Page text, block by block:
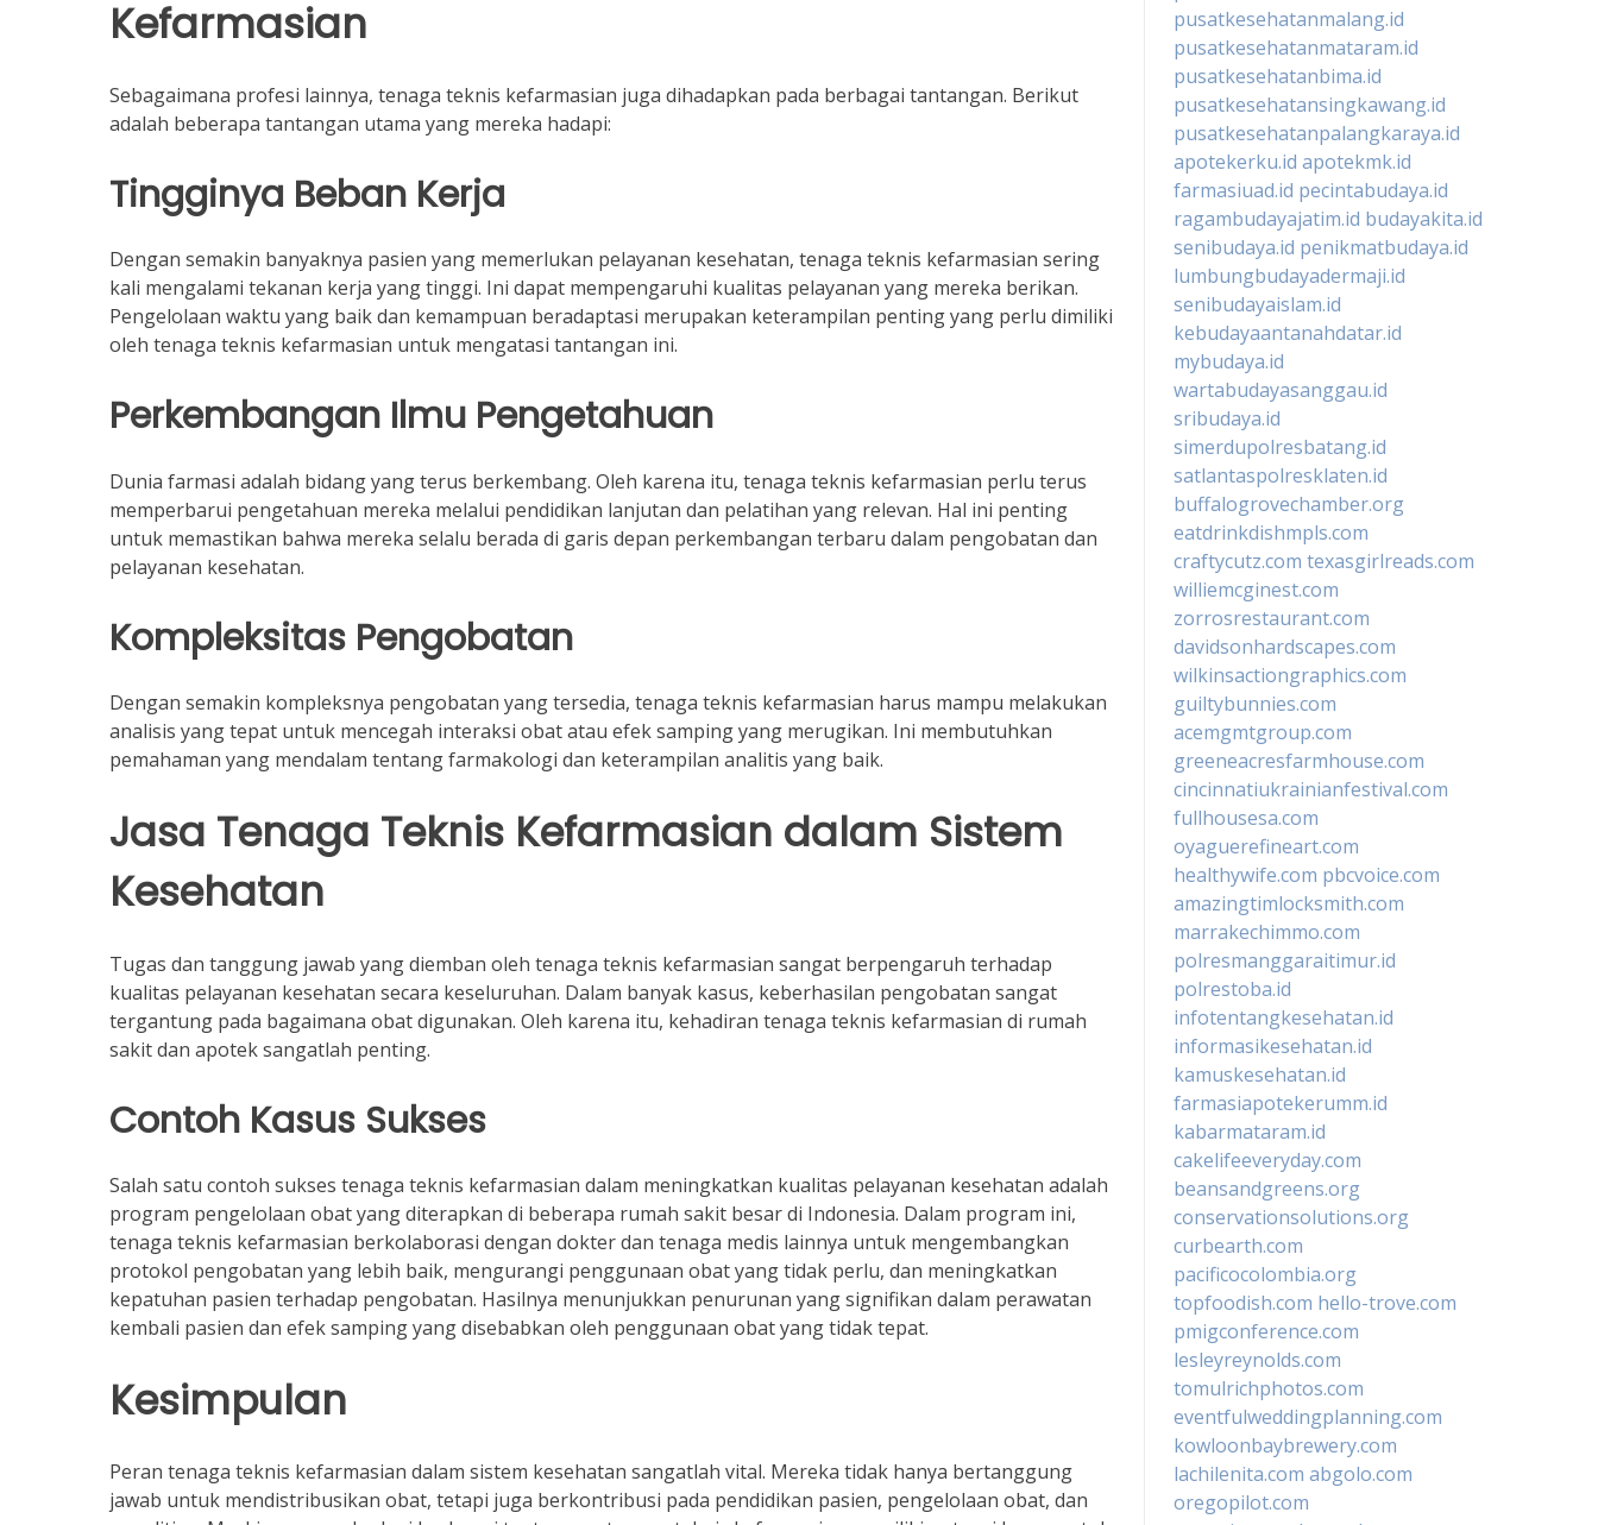
Kefarmasian
Sebagaimana profesi lainnya, tenaga teknis kefarmasian juga dihadapkan pada berbagai tantangan. Berikut
adalah beberapa tantangan utama yang mereka hadapi:
Tingginya Beban Kerja
Dengan semakin banyaknya pasien yang memerlukan pelayanan kesehatan, tenaga teknis kefarmasian sering
kali mengalami tekanan kerja yang tinggi. Ini dapat mempengaruhi kualitas pelayanan yang mereka berikan.
Pengelolaan waktu yang baik dan kemampuan beradaptasi merupakan keterampilan penting yang perlu dimiliki
oleh tenaga teknis kefarmasian untuk mengatasi tantangan ini.
Perkembangan Ilmu Pengetahuan
Dunia farmasi adalah bidang yang terus berkembang. Oleh karena itu, tenaga teknis kefarmasian perlu terus
memperbarui pengetahuan mereka melalui pendidikan lanjutan dan pelatihan yang relevan. Hal ini penting
untuk memastikan bahwa mereka selalu berada di garis depan perkembangan terbaru dalam pengobatan dan
pelayanan kesehatan.
Kompleksitas Pengobatan
Dengan semakin kompleksnya pengobatan yang tersedia, tenaga teknis kefarmasian harus mampu melakukan
analisis yang tepat untuk mencegah interaksi obat atau efek samping yang merugikan. Ini membutuhkan
pemahaman yang mendalam tentang farmakologi dan keterampilan analitis yang baik.
Jasa Tenaga Teknis Kefarmasian dalam Sistem
Kesehatan
Tugas dan tanggung jawab yang diemban oleh tenaga teknis kefarmasian sangat berpengaruh terhadap
kualitas pelayanan kesehatan secara keseluruhan. Dalam banyak kasus, keberhasilan pengobatan sangat
tergantung pada bagaimana obat digunakan. Oleh karena itu, kehadiran tenaga teknis kefarmasian di rumah
sakit dan apotek sangatlah penting.
Contoh Kasus Sukses
Salah satu contoh sukses tenaga teknis kefarmasian dalam meningkatkan kualitas pelayanan kesehatan adalah
program pengelolaan obat yang diterapkan di beberapa rumah sakit besar di Indonesia. Dalam program ini,
tenaga teknis kefarmasian berkolaborasi dengan dokter dan tenaga medis lainnya untuk mengembangkan
protokol pengobatan yang lebih baik, mengurangi penggunaan obat yang tidak perlu, dan meningkatkan
kepatuhan pasien terhadap pengobatan. Hasilnya menunjukkan penurunan yang signifikan dalam perawatan
kembali pasien dan efek samping yang disebabkan oleh penggunaan obat yang tidak tepat.
Kesimpulan
Peran tenaga teknis kefarmasian dalam sistem kesehatan sangatlah vital. Mereka tidak hanya bertanggung
jawab untuk mendistribusikan obat, tetapi juga berkontribusi pada pendidikan pasien, pengelolaan obat, dan
pusatkesehatanmalang.id
pusatkesehatanmataram.id
pusatkesehatanbima.id
pusatkesehatansingkawang.id
pusatkesehatanpalangkaraya.id
apotekerku.id apotekmk.id
farmasiuad.id pecintabudaya.id
ragambudayajatim.id budayakita.id
senibudaya.id penikmatbudaya.id
lumbungbudayadermaji.id
senibudayaislam.id
kebudayaantanahdatar.id
mybudaya.id
wartabudayasanggau.id
sribudaya.id
simerdupolresbatang.id
satlantaspolresklaten.id
buffalogrovechamber.org
eatdrinkdishmpls.com
craftycutz.com texasgirlreads.com
williemcginest.com
zorrosrestaurant.com
davidsonhardscapes.com
wilkinsactiongraphics.com
guiltybunnies.com
acemgmtgroup.com
greeneacresfarmhouse.com
cincinnatiukrainianfestival.com
fullhousesa.com
oyaguerefineart.com
healthywife.com pbcvoice.com
amazingtimlocksmith.com
marrakechimmo.com
polresmanggaraitimur.id
polrestoba.id
infotentangkesehatan.id
informasikesehatan.id
kamuskesehatan.id
farmasiapotekerumm.id
kabarmataram.id
cakelifeeveryday.com
beansandgreens.org
conservationsolutions.org
curbearth.com
pacificocolombia.org
topfoodish.com hello-trove.com
pmigconference.com
lesleyreynolds.com
tomulrichphotos.com
eventfulweddingplanning.com
kowloonbaybrewery.com
lachilenita.com abgolo.com
oregopilot.com